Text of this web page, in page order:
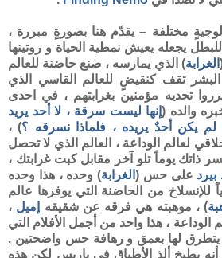
مختلفة – يقدّم هنا بصورةٍ مبررة ،
يجعله يعيش نمطية الحياة و روتينها
الغرابة) الذي يمارسه ، صنع حاضنة للعالم
تقف كنقيضٍ للعالم القاسي الذي
تحديه مؤمنين بغرابتهم ، في احدى
والده (إنها ليست سرقة ، لا أحد يريد
لم يكن أحدٌ يريده ، فلماذا نسرقه ؟) ،
لعالم الوداعة ، العالم الذي لا تحصل
يوماً تلو آخر مقابل كبت غرابتك ،
بيرد على حس (الغرابة) وحده ، هذا وحده
من الحاضنة التي يوفرها عالم
) ، موهبته هي فرقه عن شقيقه إميل ،
الوداعة ، هذا واحد من أجمل الأفلام التي
, يتطرق لها بعمق و رهافة حس واضحتين ,
أنه يطبخ ألذ الأطباق في باريس لكن هذه